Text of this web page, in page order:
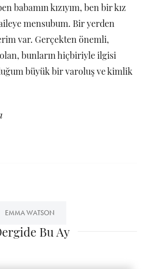
babamın kızıyım, ben bir kız
mensubum. Bir yerden
var. Gerçekten önemli,
olan, bunların hiçbiriyle ilgisi
büyük bir varoluş ve kimlik
EMMA WATSON
Bu Ay